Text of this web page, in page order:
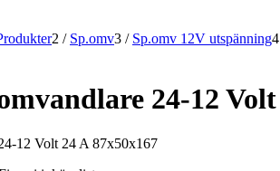
2 / Sp.omv3 / Sp.omv 12V utspänning4
24-12 Volt
12 Volt 24 A 87x50x167